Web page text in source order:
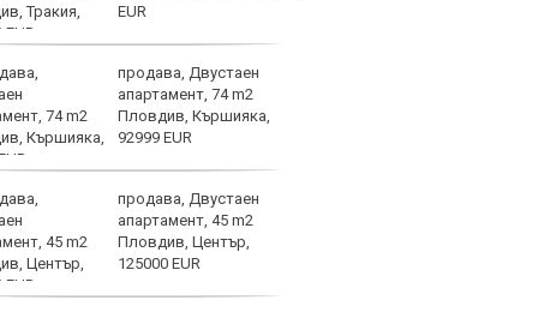
EUR
продава, Двустаен
апартамент, 74 m2
Пловдив, Кършияка,
92999 EUR
продава, Двустаен
апартамент, 45 m2
Пловдив, Център,
125000 EUR